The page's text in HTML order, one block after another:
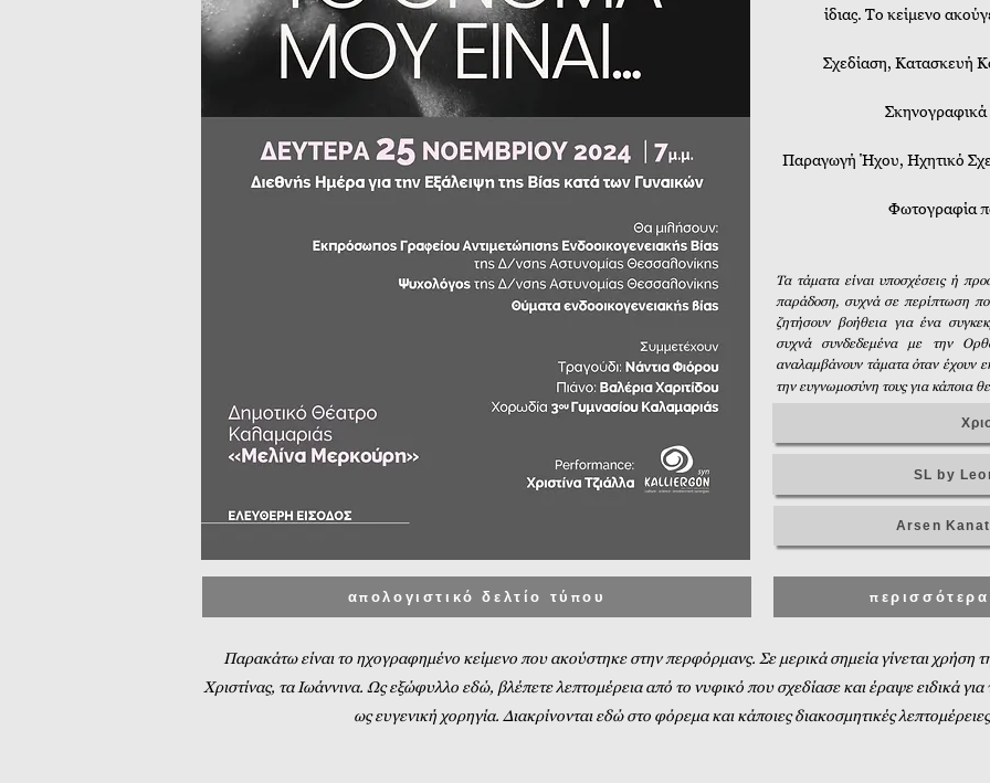
απολογιστικό δελτίο τύπου
ίδιας. Το κείμενο
Σχεδίαση, Κατασκευή
Σκηνογραφικά
Παραγωγή Ήχου, Ηχητικό
Φωτογραφία
Τα τάματα είναι υποσχέσεις ή
παράδοση, συχνά σε περίπτωση
ζητήσουν βοήθεια για ένα
συχνά συνδεδεμένα με την
αναλαμβάνουν τάματα όταν έχουν
την ευγνωμοσύνη τους για κάποια
SL by
Arsen
Παρακάτω είναι το ηχογραφημένο κείμενο που ακούστηκε στην περφόρμανς. Σε μερικά σημεία γίνεται χρήση
Χριστίνας, τα Ιωάννινα. Ως εξώφυλλο εδώ, βλέπετε λεπτομέρεια από το νυφικό που σχεδίασε και έραψε ειδικά
ως ευγενική χορηγία. Διακρίνονται εδώ στο φόρεμα και κάποιες διακοσμητικές